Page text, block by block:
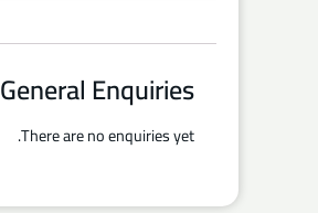
General Enquiries
There are no enquiries yet.